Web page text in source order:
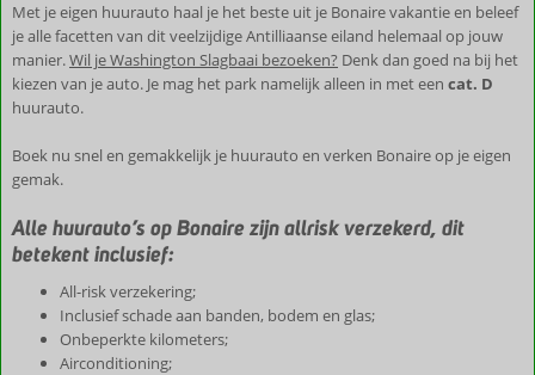
Met je eigen huurauto haal je het beste uit je Bonaire vakantie en beleef
je alle facetten van dit veelzijdige Antilliaanse eiland helemaal op jouw
manier.Wil je Washington Slagbaai bezoeken? Denk dan goed na bij het
kiezen van je auto. Je mag het park namelijk alleen in met een cat. D
huurauto.
Boek nu snel en gemakkelijk je huurauto en verken Bonaire op je eigen
gemak.
Alle huurauto’s op Bonaire zijn allrisk verzekerd, dit
betekent inclusief:
All-risk verzekering;
Inclusief schade aan banden, bodem en glas;
Onbeperkte kilometers;
Airconditioning;